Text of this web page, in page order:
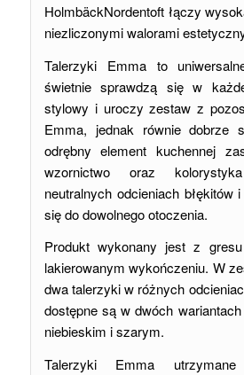
HolmbäckNordentoft łączy
niezliczonymi walorami
Talerzyki Emma to
świetnie sprawdzą się w
stylowy i uroczy zestaw z
Emma, jednak równie dobrze
odrębny element kuchennej
wzornictwo oraz
neutralnych odcieniach błękitów
się do dowolnego otoczenia.
Produkt wykonany jest z
lakierowanym wykończeniu. W
dwa talerzyki w różnych
dostępne są w dwóch
niebieskim i szarym.
Talerzyki Emma